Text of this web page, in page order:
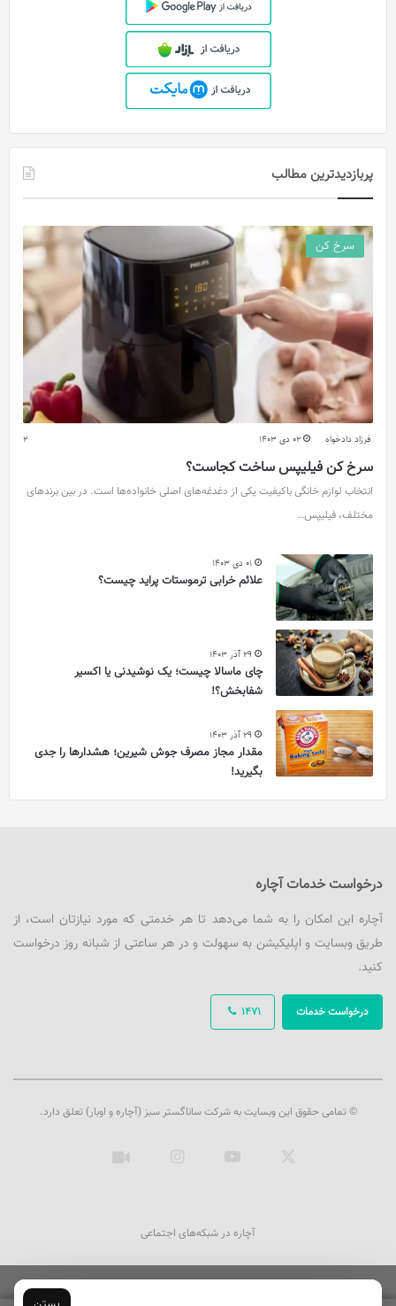
پربازدیدترین مطالب
سرخ کن
فرزاد دادخواه 02 دی 1403 2
سرخ کن فیلیپس ساخت کجاست؟
انتخاب لوازم خانگی باکیفیت یکی از دغدغه‌های اصلی خانواده‌ها است. در بین برندهای
مختلف، فیلیپس…
01 دی 1403
علائم خرابی ترموستات پراید چیست؟
29 آذر 1403
چای ماسالا چیست؛ یک نوشیدنی یا اکسیر
شفابخش؟!
29 آذر 1403
مقدار مجاز مصرف جوش شیرین؛ هشدارها را جدی
بگیرید!
درخواست خدمات آچاره
آچاره این امکان را به شما می‌دهد تا هر خدمتی که مورد نیازتان است، از
طریق وبسایت و اپلیکیشن به سهولت و در هر ساعتی از شبانه روز درخواست
کنید.
1471 درخواست خدمات
© تمامی حقوق این وبسایت به شرکت ساناگستر سبز (آچاره و اوبار) تعلق دارد.
یوتیوب اینستاگرام
آچاره در شبکه‌های اجتماعی